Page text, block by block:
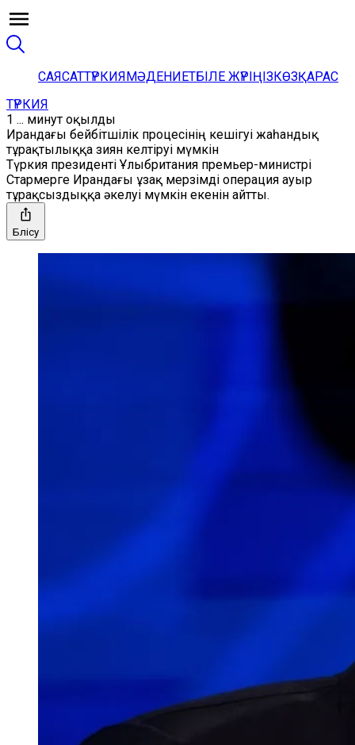
САЯСАТТҮРКИЯМӘДЕНИЕТБІЛЕ ЖҮРІҢІЗКӨЗҚАРАС
ТҮРКИЯ
1 ... минут оқылды
Ирандағы бейбітшілік процесінің кешігуі жаһандық
тұрақтылыққа зиян келтіруі мүмкін
Түркия президенті Ұлыбритания премьер-министрі
Стармерге Ирандағы ұзақ мерзімді операция ауыр
тұрақсыздыққа әкелуі мүмкін екенін айтты.
Бөлісу